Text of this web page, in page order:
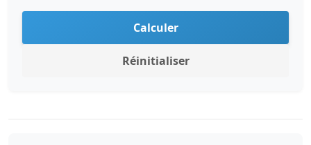
Calculer
Réinitialiser